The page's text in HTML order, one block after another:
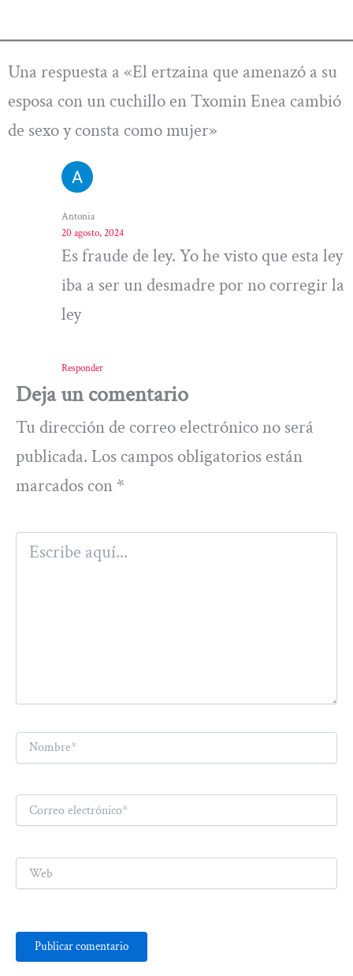
Una respuesta a «El ertzaina que amenazó a su
esposa con un cuchillo en Txomin Enea cambió
de sexo y consta como mujer»
Antonia
20 agosto, 2024
Es fraude de ley. Yo he visto que esta ley
iba a ser un desmadre por no corregir la
ley
Responder
Deja un comentario
Tu dirección de correo electrónico no será
publicada. Los campos obligatorios están
marcados con *
aquí...
Nombre*
electrónico*